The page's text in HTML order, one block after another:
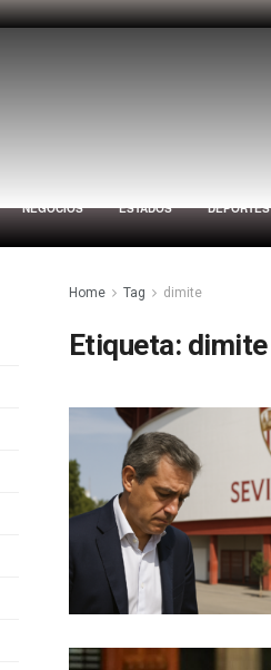
NEGOCIOS ESTADOS DEPORTES
Home Tag dimite
Etiqueta: dimite